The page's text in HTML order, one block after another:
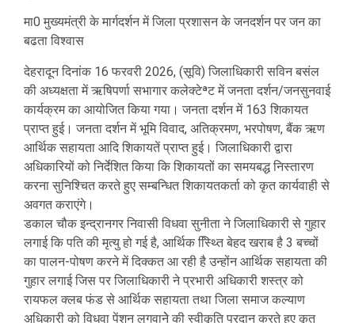
मा0 मुख्यमंत्री के मार्गदर्शन में जिला प्रशासन के जनदर्शन पर जन का
बढता विश्वास
देहरादून दिनांक 16 फरवरी 2026, (सूवि) जिलाधिकारी सविन बसंल
की अध्यक्षता में ऋषिपर्णा सभागार कलेक्टेªट में जनता दर्शन/जनसुनवाई
कार्यक्रम का आयोजित किया गया। जनता दर्शन में 163 शिकायत
प्राप्त हुई। जनता दर्शन में भूमि विवाद, अतिक्रमण, भरपोषण, बैंक ऋण
आर्थिक सहायता आदि शिकायतें प्राप्त हुई। जिलाधिकारी द्वारा
अधिकारियों को निर्देशित किया कि शिकायतों का समयबद्ध निस्तारण
करना सुनिश्चित करते हुए सम्बन्धित शिकायतकर्ता को कृत कार्यवाही से
अवगत कराएंगे।
डकाल चौक इन्द्रानगर निवासी विधवा सुनीता ने जिलाधिकारी से गुहार
लगाई कि पति की मृत्यु हो गई है, आर्थिक स्थ्तिि बेहद खराब है 3 बच्चों
का पालन-पोषण करने में दिक्कत आ रही है उन्होंन आर्थिक सहायता की
गुहार लगाई जिस पर जिलाधिकारी ने प्रभारी अधिकारी शस्त्र को
रायफल क्लब फंड से आर्थिक सहायता तथा जिला समाज कल्याण
अधिकारी को विधवा पेंशन लगवानेे की स्वीकृति प्रदान करते हुए कृत